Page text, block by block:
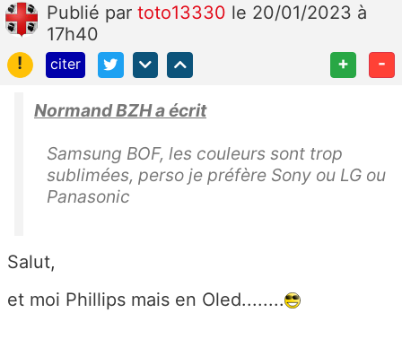
Publié par toto13330 le 20/01/2023 à
17h40
!
citer + -
Normand BZH a écrit
Samsung BOF, les couleurs sont trop
sublimées, perso je préfère Sony ou LG ou
Panasonic
Salut,
et moi Phillips mais en Oled........